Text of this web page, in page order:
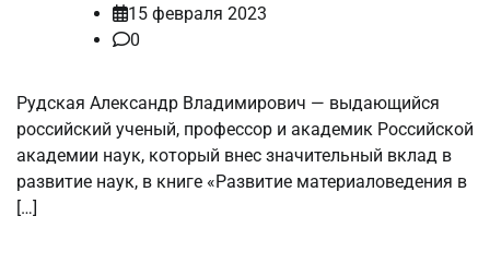
15 февраля 2023
0
Рудская Александр Владимирович — выдающийся
российский ученый, профессор и академик Российской
академии наук, который внес значительный вклад в
развитие наук, в книге «Развитие материаловедения в
[…]